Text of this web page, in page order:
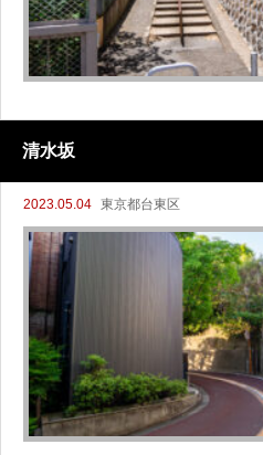
清水坂
2023.05.04 東京都台東区